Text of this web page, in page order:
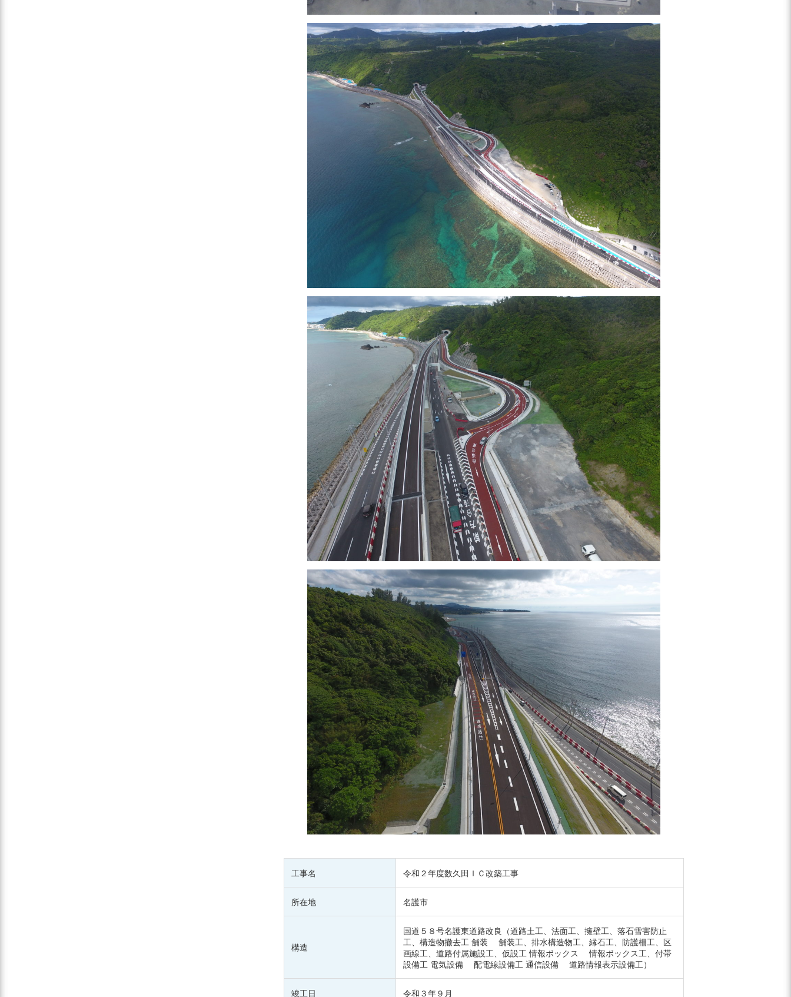
工事名 令和２年度数久田ＩＣ改築工事
所在地 名護市
構造
国道５８号名護東道路改良（道路土工、法面工、擁壁工、落石雪害防止
工、構造物撤去工 舗装 舗装工、排水構造物工、縁石工、防護柵工、区
画線工、道路付属施設工、仮設工 情報ボックス 情報ボックス工、付帯
設備工 電気設備 配電線設備工 通信設備 道路情報表示設備工）
竣工日 令和３年９月